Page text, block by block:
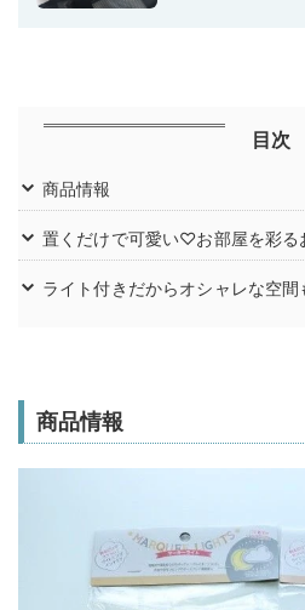
目次
商品情報
置くだけで可愛い♡お部屋を彩
ライト付きだからオシャレな空
商品情報